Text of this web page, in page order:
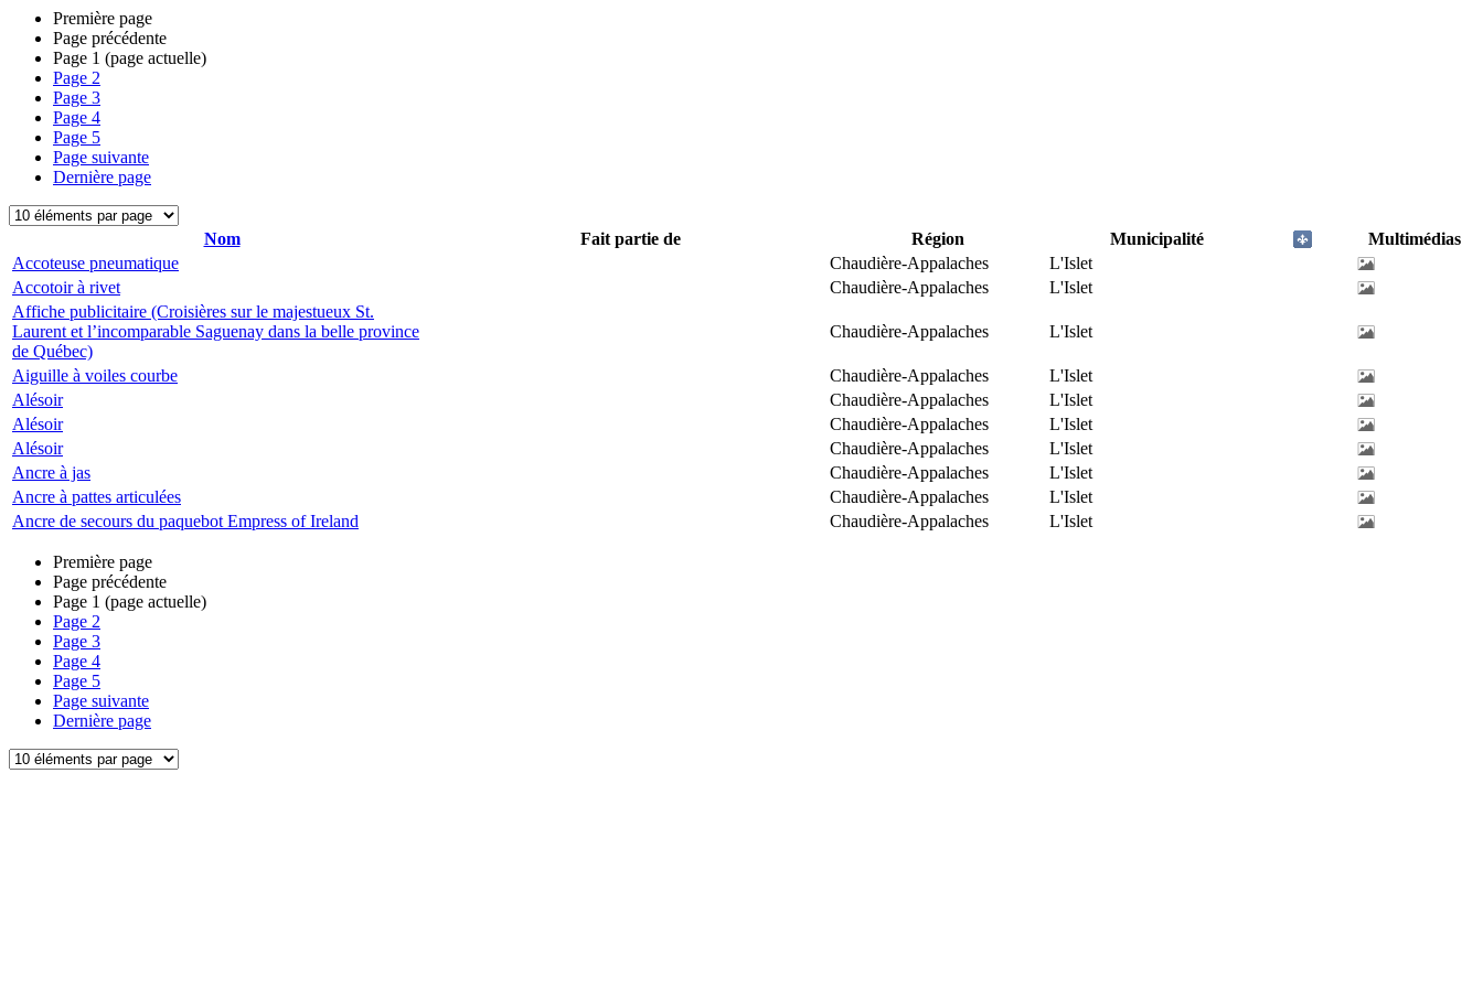
Première page
Page précédente
Page 1 (page actuelle)
Page 2
Page 3
Page 4
Page 5
Page suivante
Dernière page
Nom Fait partie de Région Municipalité
Multimédias
Accoteuse pneumatique
Chaudière-Appalaches
L'Islet
Accotoir à rivet
Chaudière-Appalaches
L'Islet
Affiche publicitaire (Croisières sur le majestueux St.
Laurent et l’incomparable Saguenay dans la belle province
de Québec)
Chaudière-Appalaches L'Islet
Aiguille à voiles courbe Chaudière-Appalaches
L'Islet
Alésoir
Chaudière-Appalaches
L'Islet
Alésoir
Chaudière-Appalaches
L'Islet
Alésoir
Chaudière-Appalaches
L'Islet
Ancre à jas
Chaudière-Appalaches
L'Islet
Ancre à pattes articulées
Chaudière-Appalaches
L'Islet
Ancre de secours du paquebot Empress of Ireland
Chaudière-Appalaches L'Islet
Première page
Page précédente
Page 1 (page actuelle)
Page 2
Page 3
Page 4
Page 5
Page suivante
Dernière page